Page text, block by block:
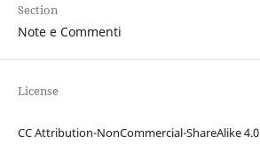
Section
Note e Commenti
License
CC Attribution-NonCommercial-ShareAlike 4.0